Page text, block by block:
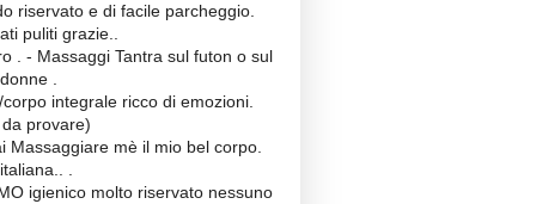
riservato e di facile parcheggio.
puliti grazie..
. - Massaggi Tantra sul futon o sul
.
integrale ricco di emozioni.
provare)
mè il mio bel corpo.
.
igienico molto riservato nessuno